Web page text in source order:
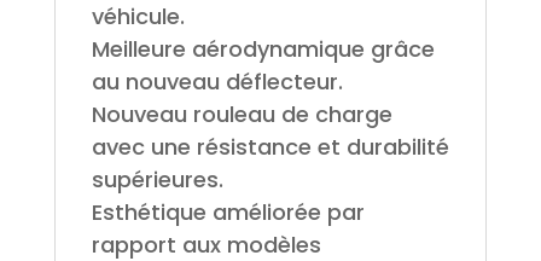
véhicule.
Meilleure aérodynamique grâce
au nouveau déflecteur.
Nouveau rouleau de charge
avec une résistance et durabilité
supérieures.
Esthétique améliorée par
rapport aux modèles